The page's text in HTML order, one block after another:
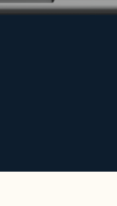
mejores
para